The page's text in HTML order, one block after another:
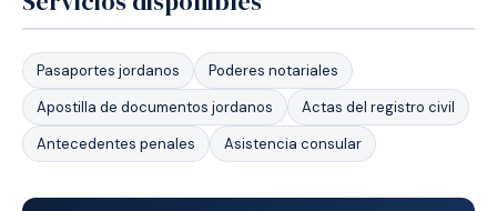
Pasaportes jordanos
Poderes notariales
Apostilla de documentos jordanos
Actas del registro civil
Antecedentes penales
Asistencia consular